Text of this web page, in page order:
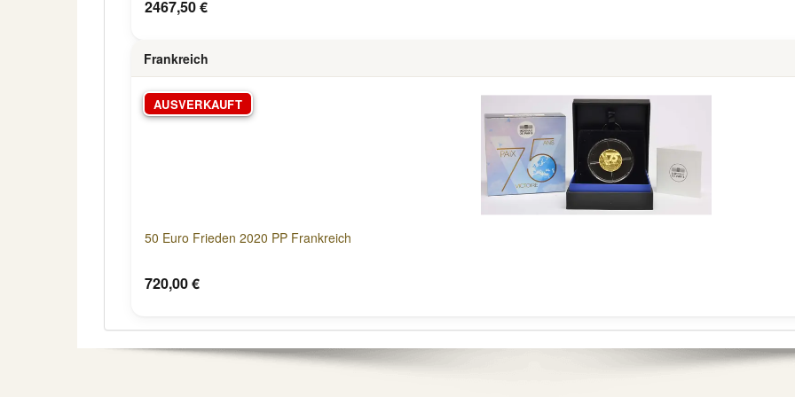
2467,50 €
Frankreich
AUSVERKAUFT
50 Euro Frieden 2020 PP Frankreich
720,00 €